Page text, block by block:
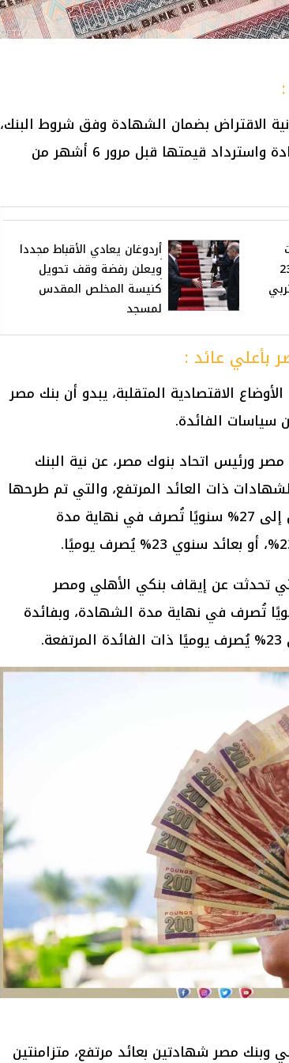
الاقتراض بضمان الشهادة وفق شروط البنك،
مع العلم أنه لا يُسمح بكسر الشهادة واسترداد قيمتها قبل مرور 6 أشهر من
23.5
أردوغان يعادي الأقباط مجددا
ويعلن رفضة وقف تحويل
كنيسة المخلص المقدس
لمسجد
عائد :
الاقتصادية المتقلبة، يبدو أن بنك مصر
الفائدة.
ورئيس اتحاد بنوك مصر، عن نية البنك
ذات العائد المرتفع، والتي تم طرحها
في بداية العام الجاري بفائدة تصل إلى 27% سنويًا تُصرف في نهاية مدة
تحدثت عن إيقاف بنكي الأهلي ومصر
تصل إلى 27% سنويًا تُصرف في نهاية مدة الشهادة، وبفائدة
وبنك مصر شهادتين بعائد مرتفع، متزامنتين